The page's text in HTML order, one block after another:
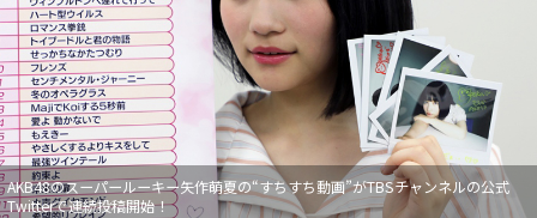
AKB48のスーパールーキー矢作萌夏の“すちすち動画”がTBSチャンネルの公式
Twitterで連続投稿開始！